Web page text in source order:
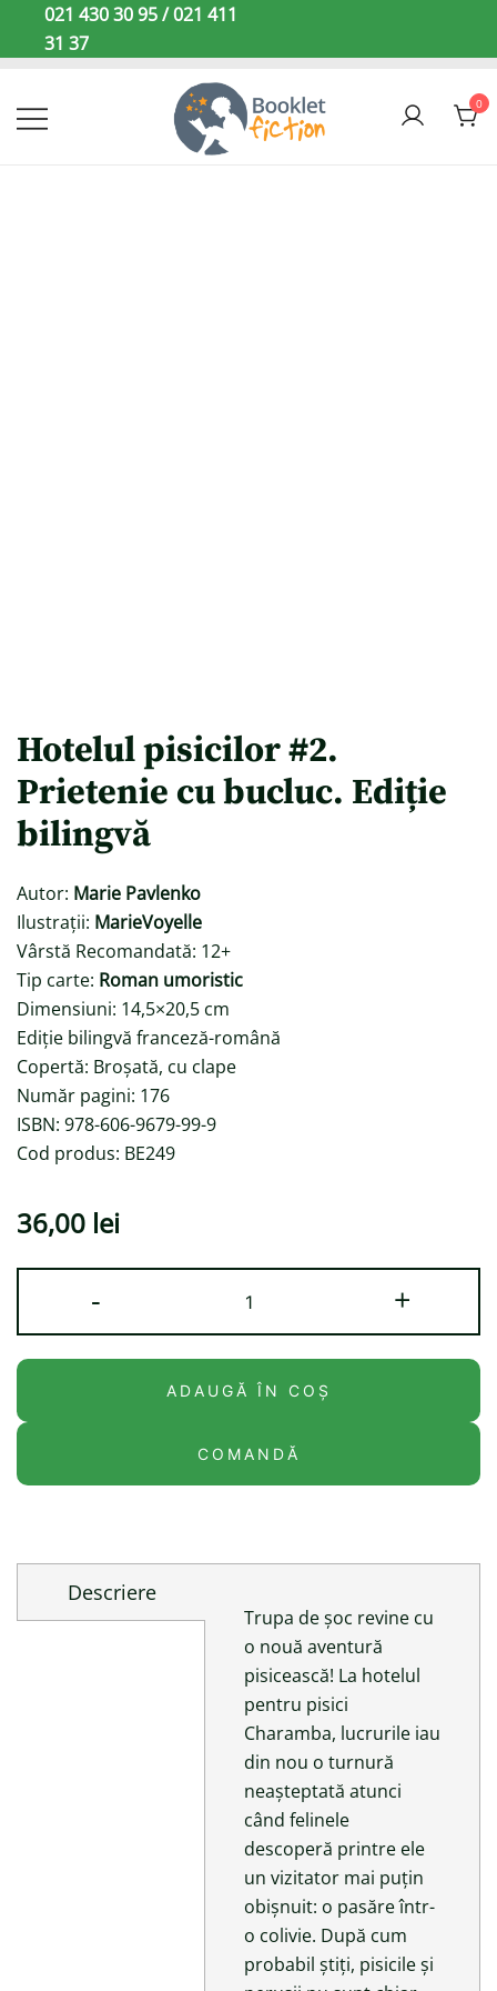
021 430 30 95 / 021 411
31 37
0
Hotelul pisicilor #2.
Prietenie cu bucluc. Ediție
bilingvă
Autor: Marie Pavlenko
Ilustrații: MarieVoyelle
Vârstă Recomandată: 12+
Tip carte: Roman umoristic
Dimensiuni: 14,5×20,5 cm
Ediție bilingvă franceză-română
Copertă: Broșată, cu clape
Număr pagini: 176
ISBN: 978-606-9679-99-9
Cod produs: BE249
36,00 lei
-
Hotelul
pisicilor
Prietenie
bucluc.
Ediție
+
ADAUGĂ ÎN COȘ
COMANDĂ
Descriere
Trupa de șoc revine cu
o nouă aventură
pisicească! La hotelul
pentru pisici
Charamba, lucrurile iau
din nou o turnură
neașteptată atunci
când felinele
descoperă printre ele
un vizitator mai puțin
obișnuit: o pasăre într-
o colivie. După cum
probabil știți, pisicile și